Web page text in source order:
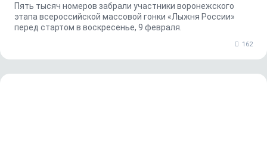
Пять тысяч номеров забрали участники воронежского
этапа всероссийской массовой гонки «Лыжня России»
перед стартом в воскресенье, 9 февраля.
162